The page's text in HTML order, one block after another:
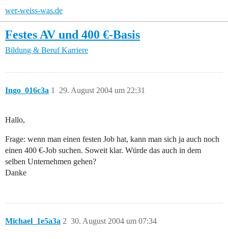
wer-weiss-was.de
Festes AV und 400 €-Basis
Bildung & Beruf Karriere
Ingo_016c3a 29. August 2004 um 22:31
1
Hallo,
Frage: wenn man einen festen Job hat, kann man sich ja auch noch
einen 400 €-Job suchen. Soweit klar. Würde das auch in dem
selben Unternehmen gehen?
Danke
Michael_1e5a3a 30. August 2004 um 07:34
2